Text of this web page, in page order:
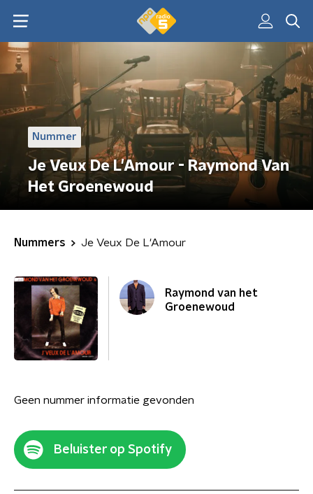
Nummer
Je Veux De L'Amour - Raymond Van
Het Groenewoud
Nummers Je Veux De L'Amour
Raymond van het
Groenewoud
Geen nummer informatie gevonden
Beluister op Spotify